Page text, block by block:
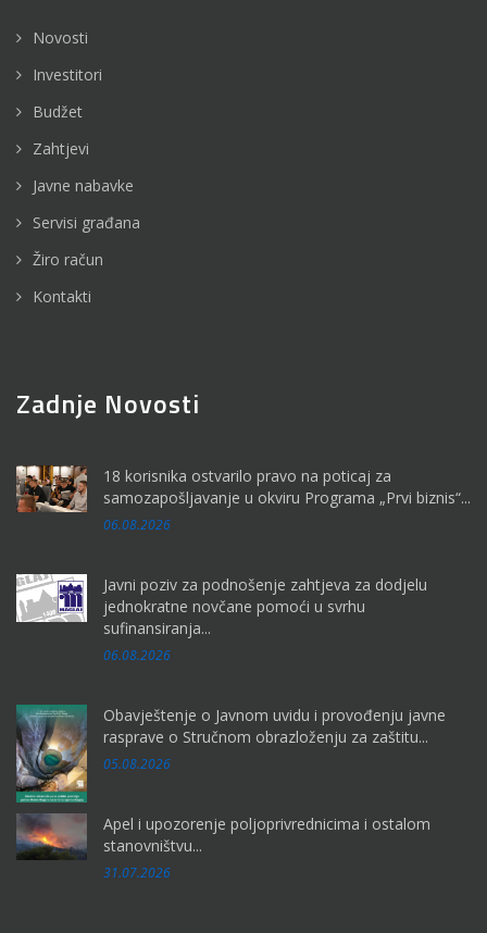
Novosti
Investitori
Budžet
Zahtjevi
Javne nabavke
Servisi građana
Žiro račun
Kontakti
Zadnje Novosti
18 korisnika ostvarilo pravo na poticaj za
samozapošljavanje u okviru Programa „Prvi biznis“...
06.08.2026
Javni poziv za podnošenje zahtjeva za dodjelu
jednokratne novčane pomoći u svrhu
sufinansiranja...
06.08.2026
Obavještenje o Javnom uvidu i provođenju javne
rasprave o Stručnom obrazloženju za zaštitu...
05.08.2026
Apel i upozorenje poljoprivrednicima i ostalom
stanovništvu...
31.07.2026